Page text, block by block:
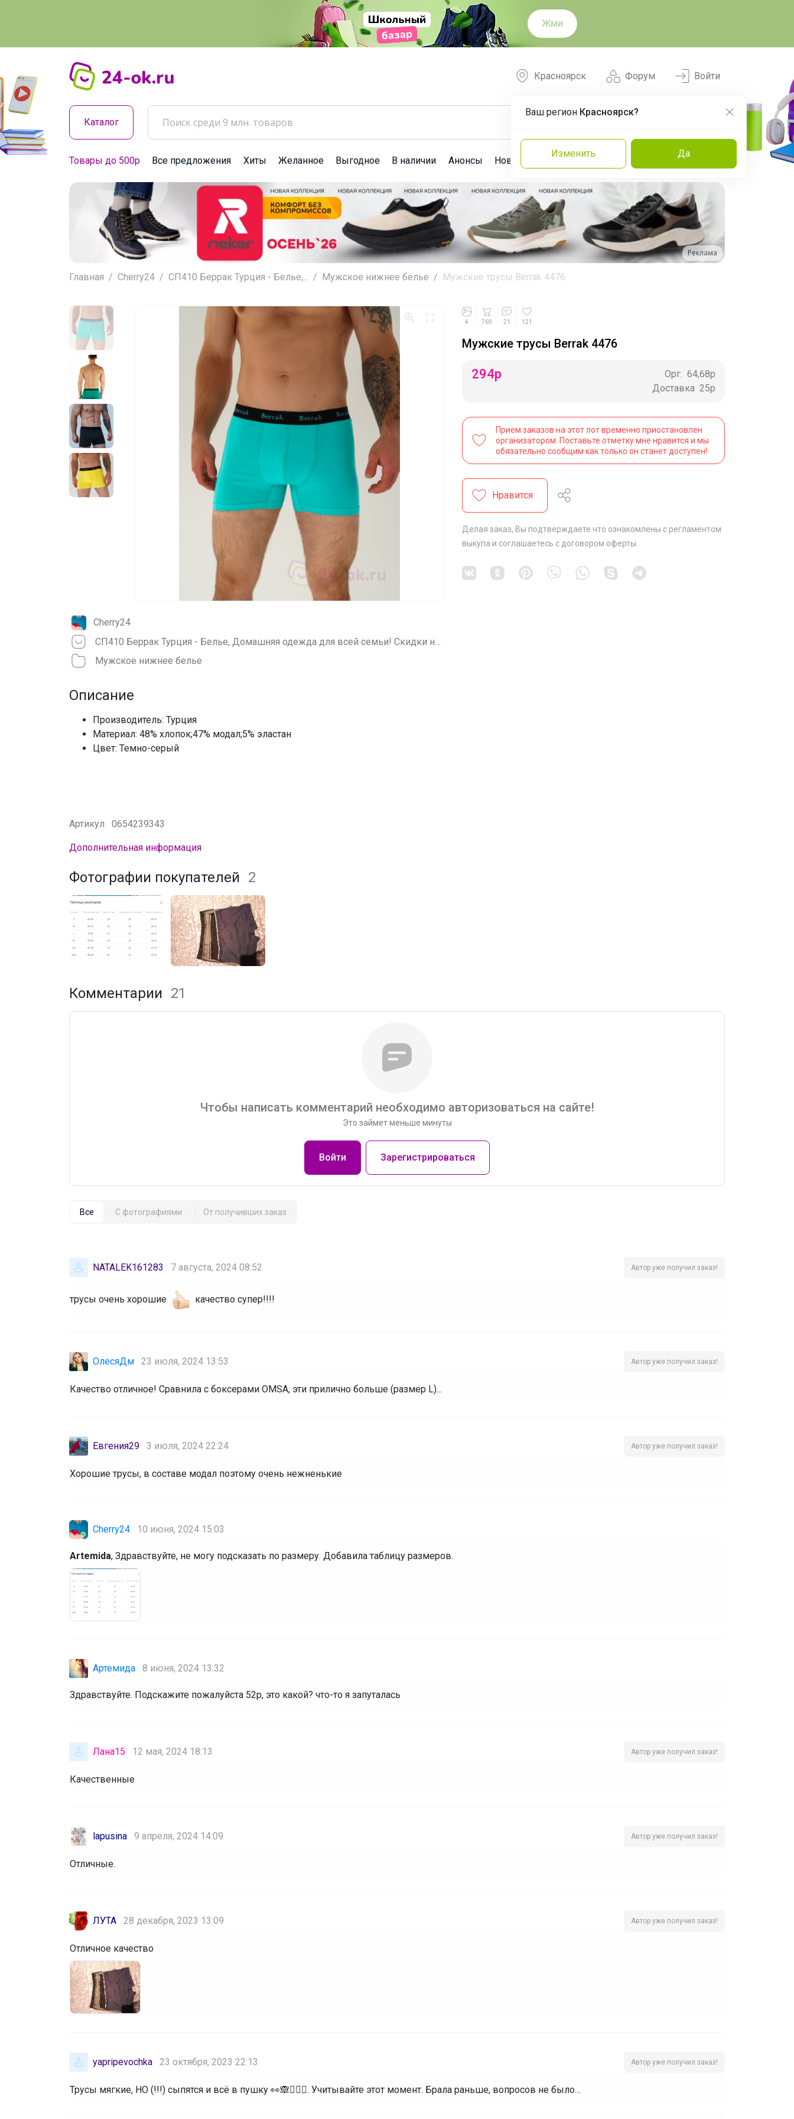
Жми
Форум
Красноярск
Ваш регион Красноярск?
Изменить Да
Войти
Каталог
Товары до 500р Все предложения Хиты Желанное Выгодное В наличии Анонсы Новости Команда Эксперты
Реклама
Главная Cherry24 СП410 Беррак Турция - Белье,... Мужское нижнее белье Мужские трусы Berrak 4476
Cherry24
СП410 Беррак Турция - Белье, Домашняя одежда для всей семьи! Скидки на все!
Мужское нижнее белье
Описание
Производитель: Турция
Материал: 48% хлопок;47% модал;5% эластан
Цвет: Темно-серый
Артикул 0654239343
Дополнительная информация
4 769 21 121
Мужские трусы Berrak 4476
294р Орг. 64,68р
Доставка 25р
Прием заказов на этот лот временно приостановлен
организатором. Поставьте отметку мне нравится и мы
обязательно сообщим как только он станет доступен!
Нравится
Делая заказ, Вы подтверждаете что ознакомлены с регламентом
выкупа и соглашаетесь с договором оферты
Фотографии покупателей 2
Комментарии 21
Чтобы написать комментарий необходимо авторизоваться на сайте!
Это займет меньше минуты
Войти Зарегистрироваться
Все С фотографиями От получивших заказ
NATALEK161283 7 августа, 2024 08:52 Автор уже получил заказ!
трусы очень хорошие качество супер!!!!
ОлесяДм 23 июля, 2024 13:53 Автор уже получил заказ!
Качество отличное! Сравнила с боксерами ОМSA, эти прилично больше (размер L)...
Евгения29 3 июля, 2024 22:24 Автор уже получил заказ!
Хорошие трусы, в составе модал поэтому очень нежненькие
Cherry24 10 июня, 2024 15:03
Artemida, Здравствуйте, не могу подсказать по размеру. Добавила таблицу размеров.
Артемида 8 июня, 2024 13:32
Здравствуйте. Подскажите пожалуйста 52р, это какой? что-то я запуталась
Лана15 12 мая, 2024 18:13 Автор уже получил заказ!
Качественные
lapusina 9 апреля, 2024 14:09 Автор уже получил заказ!
Отличные.
ЛУТА 28 декабря, 2023 13:09 Автор уже получил заказ!
Отличное качество
yapripevochka 23 октября, 2023 22:13 Автор уже получил заказ!
Трусы мягкие, НО (!!!) сыпятся и всё в пушку 👀🙈🤷🏼‍♀️. Учитывайте этот момент. Брала раньше, вопросов не было…